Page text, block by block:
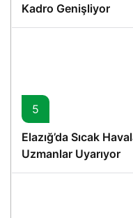
Kadro Genişliyor
5
Elazığ’da Sıcak
Uzmanlar Uyarıyor